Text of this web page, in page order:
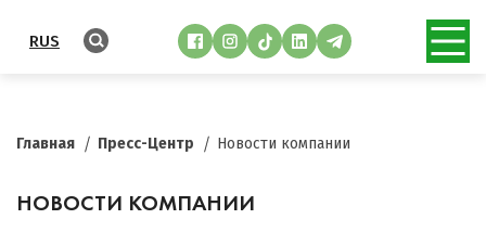
RUS
Главная Пресс-Центр Новости компании
НОВОСТИ КОМПАНИИ